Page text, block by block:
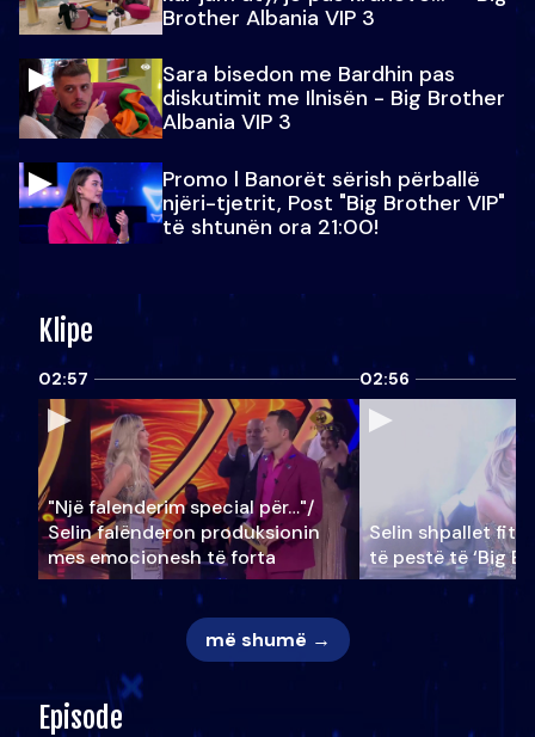
Brother Albania VIP 3
Sara bisedon me Bardhin pas
diskutimit me Ilnisën - Big Brother
Albania VIP 3
Promo l Banorët sërish përballë
njëri-tjetrit, Post "Big Brother VIP"
të shtunën ora 21:00!
Klipe
02:57
"Një falenderim special për…"/
Selin falënderon produksionin
mes emocionesh të forta
02:56
Selin shpallet
të pestë të ‘Big
më shumë →
Episode